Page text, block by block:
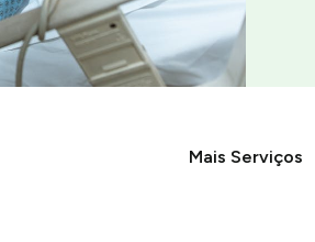
Mais Serviços